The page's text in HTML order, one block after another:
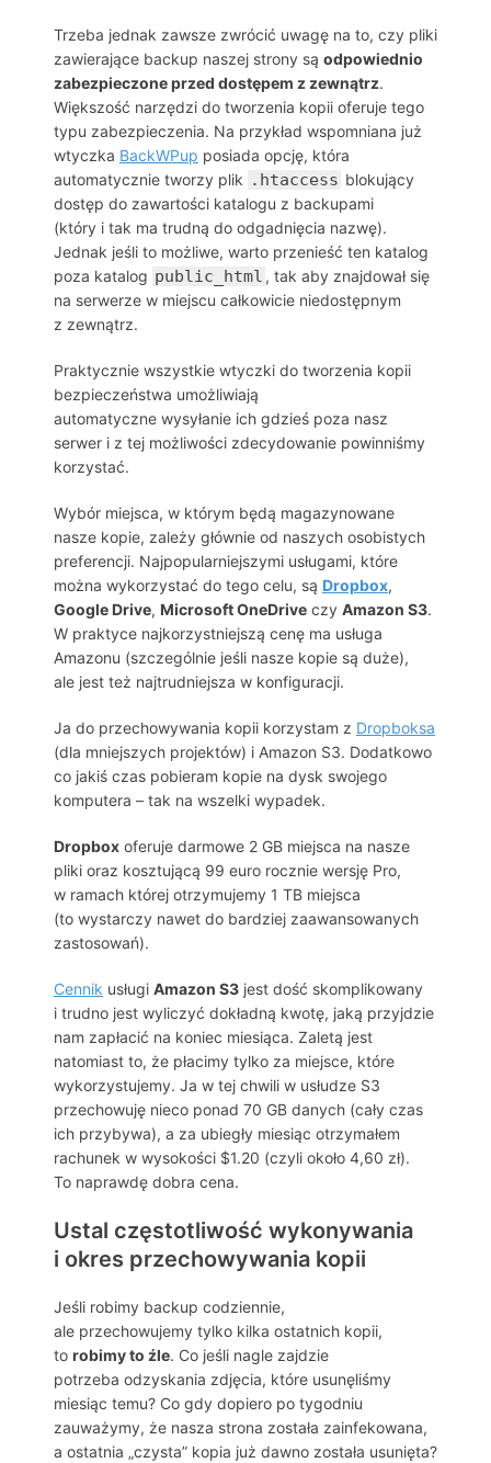
Trzeba jednak zawsze zwrócić uwagę na to, czy pliki
zawierające backup naszej strony są odpowiednio
zabezpieczone przed dostępem z zewnątrz.
Większość narzędzi do tworzenia kopii oferuje tego
typu zabezpieczenia. Na przykład wspomniana już
wtyczka BackWPup posiada opcję, która
automatycznie tworzy plik .htaccess blokujący
dostęp do zawartości katalogu z backupami
(który i tak ma trudną do odgadnięcia nazwę).
Jednak jeśli to możliwe, warto przenieść ten katalog
poza katalog public_html , tak aby znajdował się
na serwerze w miejscu całkowicie niedostępnym
z zewnątrz.
Praktycznie wszystkie wtyczki do tworzenia kopii
bezpieczeństwa umożliwiają
automatyczne wysyłanie ich gdzieś poza nasz
serwer i z tej możliwości zdecydowanie powinniśmy
korzystać.
Wybór miejsca, w którym będą magazynowane
nasze kopie, zależy głównie od naszych osobistych
preferencji. Najpopularniejszymi usługami, które
można wykorzystać do tego celu, są Dropbox,
Google Drive, Microsoft OneDrive czy Amazon S3.
W praktyce najkorzystniejszą cenę ma usługa
Amazonu (szczególnie jeśli nasze kopie są duże),
ale jest też najtrudniejsza w konfiguracji.
Ja do przechowywania kopii korzystam z Dropboksa
(dla mniejszych projektów) i Amazon S3. Dodatkowo
co jakiś czas pobieram kopie na dysk swojego
komputera – tak na wszelki wypadek.
Dropbox oferuje darmowe 2 GB miejsca na nasze
pliki oraz kosztującą 99 euro rocznie wersję Pro,
w ramach której otrzymujemy 1 TB miejsca
(to wystarczy nawet do bardziej zaawansowanych
zastosowań).
Cennik usługi Amazon S3 jest dość skomplikowany
i trudno jest wyliczyć dokładną kwotę, jaką przyjdzie
nam zapłacić na koniec miesiąca. Zaletą jest
natomiast to, że płacimy tylko za miejsce, które
wykorzystujemy. Ja w tej chwili w usłudze S3
przechowuję nieco ponad 70 GB danych (cały czas
ich przybywa), a za ubiegły miesiąc otrzymałem
rachunek w wysokości $1.20 (czyli około 4,60 zł).
To naprawdę dobra cena.
Ustal częstotliwość wykonywania
i okres przechowywania kopii
Jeśli robimy backup codziennie,
ale przechowujemy tylko kilka ostatnich kopii,
to robimy to źle. Co jeśli nagle zajdzie
potrzeba odzyskania zdjęcia, które usunęliśmy
miesiąc temu? Co gdy dopiero po tygodniu
zauważymy, że nasza strona została zainfekowana,
a ostatnia „czysta” kopia już dawno została usunięta?